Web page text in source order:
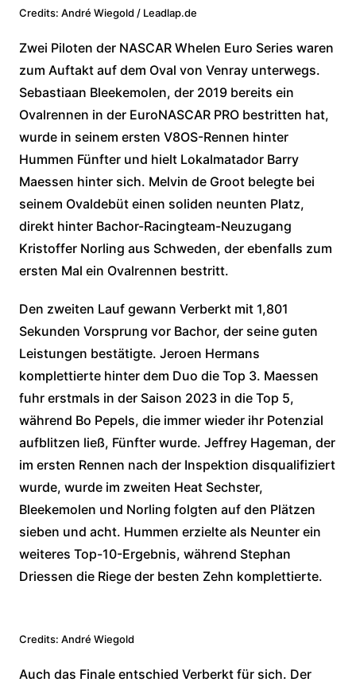
Credits: André Wiegold / Leadlap.de
Zwei Piloten der NASCAR Whelen Euro Series waren
zum Auftakt auf dem Oval von Venray unterwegs.
Sebastiaan Bleekemolen, der 2019 bereits ein
Ovalrennen in der EuroNASCAR PRO bestritten hat,
wurde in seinem ersten V8OS-Rennen hinter
Hummen Fünfter und hielt Lokalmatador Barry
Maessen hinter sich. Melvin de Groot belegte bei
seinem Ovaldebüt einen soliden neunten Platz,
direkt hinter Bachor-Racingteam-Neuzugang
Kristoffer Norling aus Schweden, der ebenfalls zum
ersten Mal ein Ovalrennen bestritt.
Den zweiten Lauf gewann Verberkt mit 1,801
Sekunden Vorsprung vor Bachor, der seine guten
Leistungen bestätigte. Jeroen Hermans
komplettierte hinter dem Duo die Top 3. Maessen
fuhr erstmals in der Saison 2023 in die Top 5,
während Bo Pepels, die immer wieder ihr Potenzial
aufblitzen ließ, Fünfter wurde. Jeffrey Hageman, der
im ersten Rennen nach der Inspektion disqualifiziert
wurde, wurde im zweiten Heat Sechster,
Bleekemolen und Norling folgten auf den Plätzen
sieben und acht. Hummen erzielte als Neunter ein
weiteres Top-10-Ergebnis, während Stephan
Driessen die Riege der besten Zehn komplettierte.
Credits: André Wiegold
Auch das Finale entschied Verberkt für sich. Der